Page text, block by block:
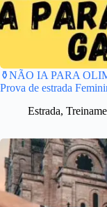
⚱️NÃO IA PARA
Prova de estrada
Estrada,